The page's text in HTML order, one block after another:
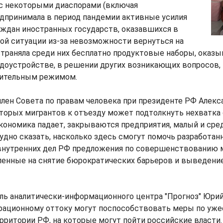
некоторыми диаспорами (включая
в период пандемии активные усилия
иностранных государств, оказавшихся в
ситуации из-за невозможности вернуться на
среди них бесплатно продуктовые наборы,
в решении других возникающих
режимом.
Совета по правам человека при президенте РФ
мигрантов к отъезду может подтолкнуть нехватка
падает, закрываются предприятия, малый и
сказать, насколько здесь смогут помочь
дел РФ предложения по совершенствованию
на снятие бюрократических барьеров и
аналитически-информационного центра "Прогноз"
оттоку могут поспособствовать меры по
РФ, на которые могут пойти российские